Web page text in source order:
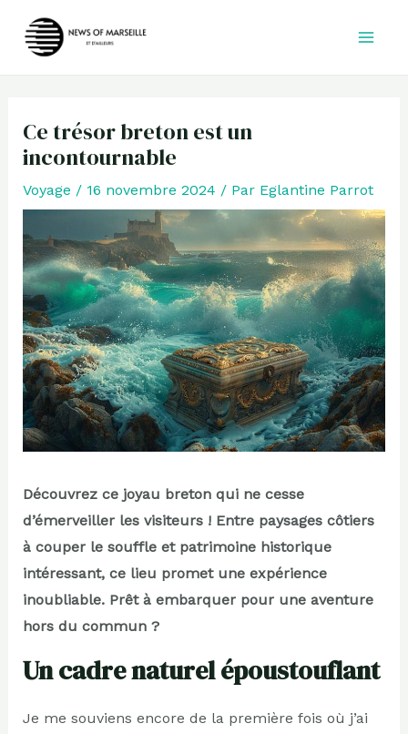
Ce trésor breton est un
incontournable
Voyage / 16 novembre 2024 / Par Eglantine Parrot
Découvrez ce joyau breton qui ne cesse
d’émerveiller les visiteurs ! Entre paysages côtiers
à couper le souffle et patrimoine historique
intéressant, ce lieu promet une expérience
inoubliable. Prêt à embarquer pour une aventure
hors du commun ?
Un cadre naturel époustouflant
Je me souviens encore de la première fois où j’ai